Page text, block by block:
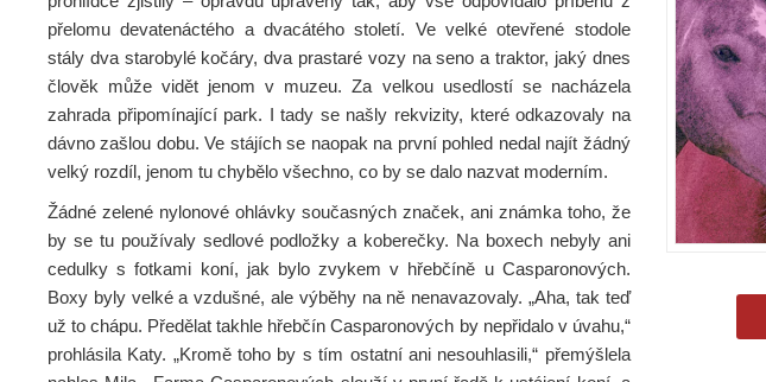
přelomu devatenáctého a dvacátého století. Ve velké otevřené stodole
stály dva starobylé kočáry, dva prastaré vozy na seno a traktor, jaký dnes
člověk může vidět jenom v muzeu. Za velkou usedlostí se nacházela
zahrada připomínající park. I tady se našly rekvizity, které odkazovaly na
dávno zašlou dobu. Ve stájích se naopak na první pohled nedal najít žádný
velký rozdíl, jenom tu chybělo všechno, co by se dalo nazvat moderním.
Žádné zelené nylonové ohlávky současných značek, ani známka toho, že
by se tu používaly sedlové podložky a koberečky. Na boxech nebyly ani
cedulky s fotkami koní, jak bylo zvykem v hřebčíně u Casparonových.
Boxy byly velké a vzdušné, ale výběhy na ně nenavazovaly. „Aha, tak teď
už to chápu. Předělat takhle hřebčín Casparonových by nepřidalo v úvahu,“
prohlásila Katy. „Kromě toho by s tím ostatní ani nesouhlasili,“ přemýšlela